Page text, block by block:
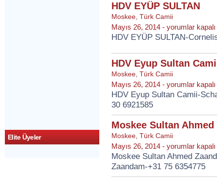
Elite Üyeler
HDV EYÜP SULTAN
Moskee Türk Camii
Mayıs 26, 2014 - HDV
EYÜP
SULTAN
yorumlar kapalı
HDV EYÜP SULTAN-
HDV Eyup Sultan
Moskee Türk Camii
Mayıs 26, 2014 - HDV
Eyup
Sultan
yorumlar kapalı
HDV Eyup Sultan Camii-
30 6921585
Moskee Sultan Ahmed
Moskee Türk Camii
Mayıs 26, 2014 - Moskee
Sultan
Ahmed
Zaandam
yorumlar kapalı
Moskee Sultan Ahmed
Zaandam-+31 75 6354775